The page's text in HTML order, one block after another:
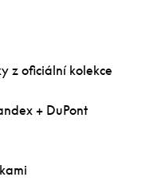
z oficiální kolekce
+ DuPont